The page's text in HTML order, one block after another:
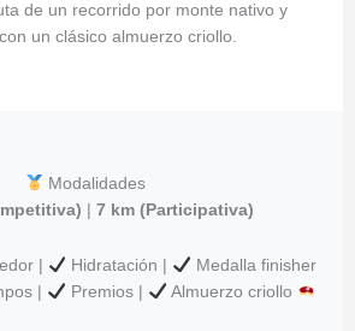
de un recorrido por monte nativo y
un clásico almuerzo criollo.
Modalidades
7 km (Participativa)
| Hidratación |
Medalla finisher
| Premios | Almuerzo criollo